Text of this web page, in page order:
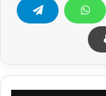
خۆمان ئه‌بینین كه‌